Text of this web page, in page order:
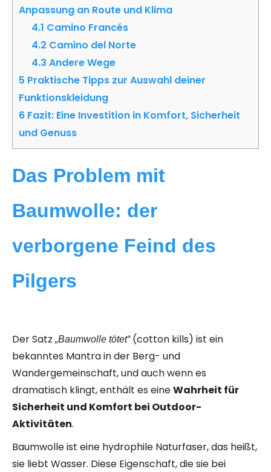
Anpassung an Route und Klima
4.1 Camino Francés
4.2 Camino del Norte
4.3 Andere Wege
5 Praktische Tipps zur Auswahl deiner
Funktionskleidung
6 Fazit: Eine Investition in Komfort, Sicherheit
und Genuss
Das Problem mit
Baumwolle: der
verborgene Feind des
Pilgers
Der Satz „Baumwolle tötet“(cotton kills) ist ein
bekanntes Mantra in der Berg- und
Wandergemeinschaft, und auch wenn es
dramatisch klingt, enthält es eineWahrheit für
Sicherheit und Komfort bei Outdoor-
Aktivitäten.
Baumwolle ist eine hydrophile Naturfaser, das heißt,
sie liebt Wasser. Diese Eigenschaft, die sie bei